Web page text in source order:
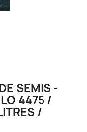
SEMIS -
4475 /
/